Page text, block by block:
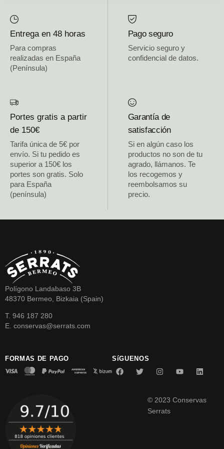
Entrega en 48 horas
Para compras
realizadas en España
(Península)
Pago seguro
Servicio seguro y
confidencial de datos.
Portes gratis a partir
de 150€
Tarifa única de 5€ por
envío. Si tu pedido es
superior a 150€ los
portes son gratis. Solo
para España
(península)
Garantía de
satisfacción
Si en algún caso los
productos no son de tu
agrado, llámanos. Te
los recogemos y
reembolsamos su
precio.
Polígono Landabaso 3B
48370 Bermeo, Bizkaia (Spain)
T. 946 187 280
E. conservas@serrats.com
FORMAS DE PAGO SíGUENOS
© 2023 Conservas
Serrats